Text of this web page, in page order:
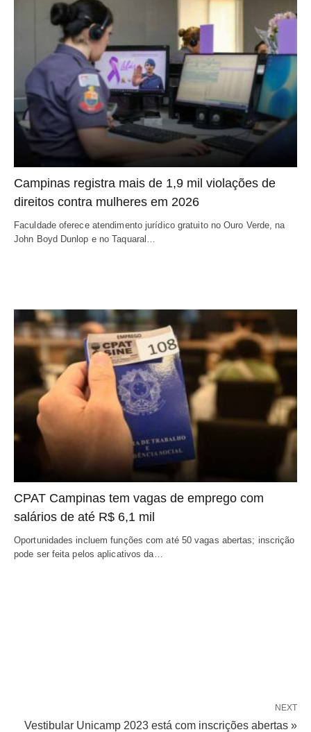
Campinas registra mais de 1,9 mil violações de
direitos contra mulheres em 2026
Faculdade oferece atendimento jurídico gratuito no Ouro Verde, na
John Boyd Dunlop e no Taquaral…
CPAT Campinas tem vagas de emprego com
salários de até R$ 6,1 mil
Oportunidades incluem funções com até 50 vagas abertas; inscrição
pode ser feita pelos aplicativos da…
NEXT
Vestibular Unicamp 2023 está com inscrições abertas »